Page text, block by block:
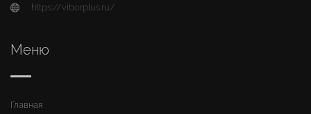
https://viborplus.ru/
Меню
Главная